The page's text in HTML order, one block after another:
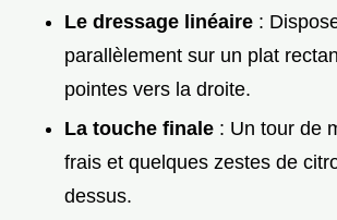
Le dressage linéaire :
parallèlement sur un plat
pointes vers la droite.
La touche finale : Un tour de
frais et quelques zestes de
dessus.